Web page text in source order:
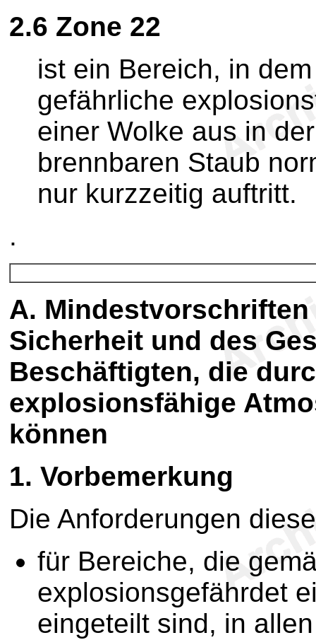
2.6 Zone 22
ist ein Bereich, in
gefährliche
einer Wolke aus in
brennbaren Staub
nur kurzzeitig auftritt.
.
A.
Sicherheit und des
Beschäftigten, die
explosionsfähige
können
1. Vorbemerkung
Die Anforderungen
für Bereiche, die
explosionsgefährdet
eingeteilt sind, in